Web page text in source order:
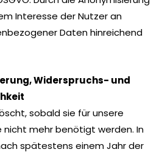
Interesse der Nutzer an
Daten hinreichend
Widerspruchs- und
sobald sie für unsere
nicht mehr benötigt werden. In
spätestens einem Jahr der